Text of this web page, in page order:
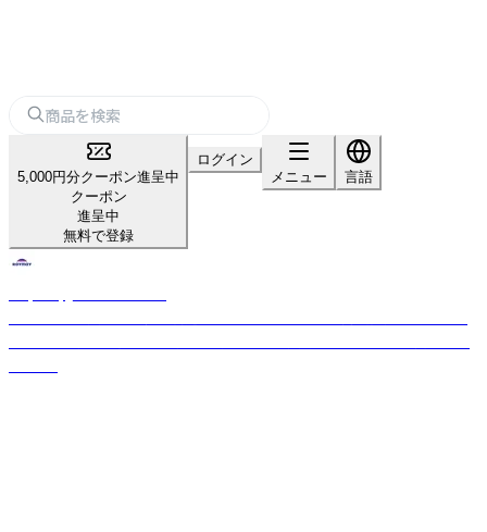
5,000円分クーポン進呈中
クーポン
進呈中
無料で登録
ログイン
メニュー
言語